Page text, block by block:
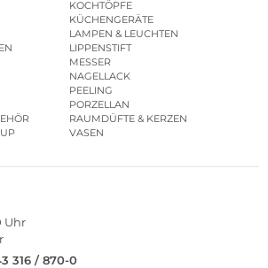
KOCHTÖPFE
KÜCHENGERÄTE
LAMPEN & LEUCHTEN
LIPPENSTIFT
MESSER
NAGELLACK
PEELING
PORZELLAN
RAUMDÜFTE & KERZEN
VASEN
Uhr
316 / 870-0